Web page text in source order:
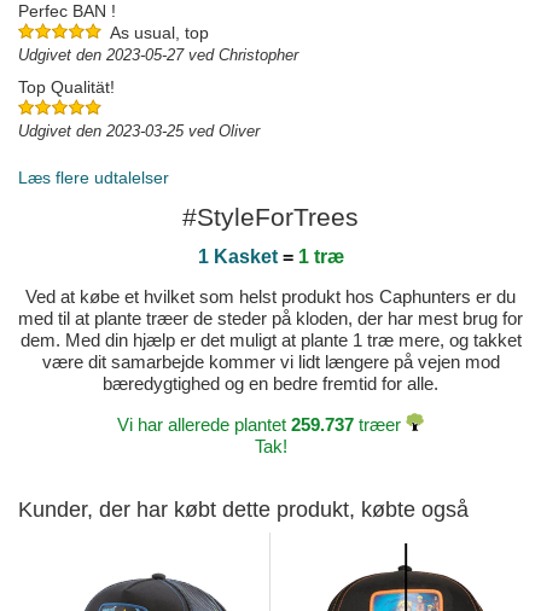
Perfec BAN !
As usual, top
Udgivet den 2023-05-27 ved Christopher
Top Qualität!
Udgivet den 2023-03-25 ved Oliver
Læs flere udtalelser
#StyleForTrees
1 Kasket= 1 træ
Ved at købe et hvilket som helst produkt hos Caphunters er du
med til at plante træer de steder på kloden, der har mest brug for
dem. Med din hjælp er det muligt at plante 1 træ mere, og takket
være dit samarbejde kommer vi lidt længere på vejen mod
bæredygtighed og en bedre fremtid for alle.
Vi har allerede plantet 259.737 træer
Tak!
Kunder, der har købt dette produkt, købte også